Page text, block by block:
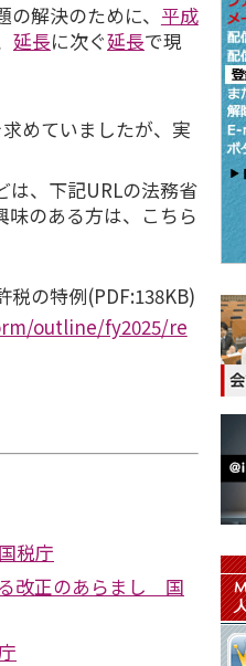
解決のために、 平成
延長に次ぐ延長で現
めていましたが、実
は、下記URLの法務省
味のある方は、こちら
の特例(PDF:138KB)
outline/fy2025/re
税庁
改正のあらまし 国